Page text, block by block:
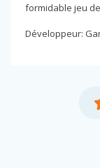
formidable jeu
Développeur: